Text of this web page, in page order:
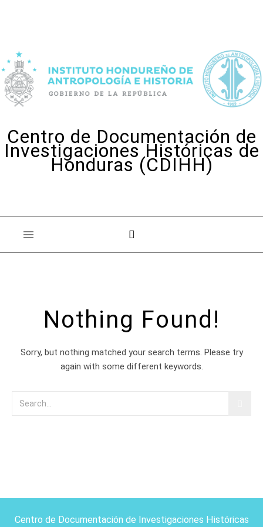
Centro de Documentación de
Investigaciones Históricas de
Honduras (CDIHH)
Nothing Found!
Sorry, but nothing matched your search terms. Please try
again with some different keywords.
Centro de Documentación de Investigaciones Históricas